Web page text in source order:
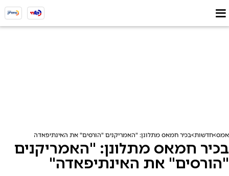
אמס חדשות בכיר חמאס מתלונן: "האמריקנים "הורסים" את האינתיפאדה"
בכיר חמאס מתלונן: "האמריקנים
"הורסים" את האינתיפאדה"